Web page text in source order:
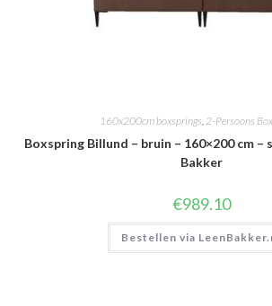
160x200cm boxsprings 2-Persoons
Boxspring Billund – bruin – 160×200 cm –
Bakker
€989.10
Bestellen via